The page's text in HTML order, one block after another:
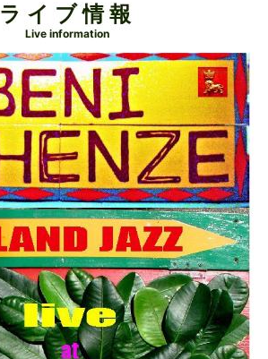
ライブ情報
Live information